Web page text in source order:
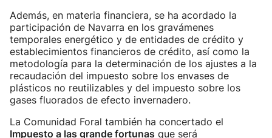
Además, en materia financiera, se ha acordado la
participación de Navarra en los gravámenes
temporales energético y de entidades de crédito y
establecimientos financieros de crédito, así como la
metodología para la determinación de los ajustes a la
recaudación del impuesto sobre los envases de
plásticos no reutilizables y del impuesto sobre los
gases fluorados de efecto invernadero.
La Comunidad Foral también ha concertado el
Impuesto a las grande fortunas que será